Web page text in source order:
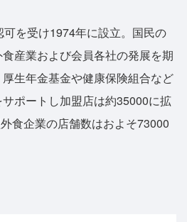
を受け1974年に設立。国民の
産業および会員各社の発展を期
生年金基金や健康保険組合など
ポートし加盟店は約35000に拡
食企業の店舗数はおよそ73000